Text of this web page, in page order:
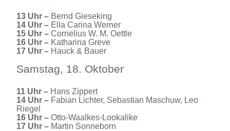
13 Uhr – Bernd Gieseking
14 Uhr – Ella Carina Werner
15 Uhr – Cornelius W. M. Oettle
16 Uhr – Katharina Greve
17 Uhr – Hauck & Bauer
Samstag, 18. Oktober
11 Uhr – Hans Zippert
14 Uhr – Fabian Lichter, Sebastian Maschuw, Leo
Riegel
16 Uhr – Otto-Waalkes-Lookalike
17 Uhr – Martin Sonneborn